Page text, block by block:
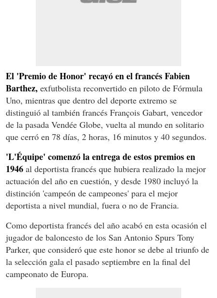
El 'Premio de Honor' recayó en el francés Fabien
Barthez, exfutbolista reconvertido en piloto de Fórmula
Uno, mientras que dentro del deporte extremo se
distinguió al también francés François Gabart, vencedor
de la pasada Vendée Globe, vuelta al mundo en solitario
que cerró en 78 días, 2 horas, 16 minutos y 40 segundos.
'L'Équipe' comenzó la entrega de estos premios en
1946 al deportista francés que hubiera realizado la mejor
actuación del año en cuestión, y desde 1980 incluyó la
distinción 'campeón de campeones' para el mejor
deportista a nivel mundial, fuera o no de Francia.
Como deportista francés del año acabó en esta ocasión el
jugador de baloncesto de los San Antonio Spurs Tony
Parker, que consideró que este honor se debe al triunfo de
la selección gala el pasado septiembre en la final del
campeonato de Europa.